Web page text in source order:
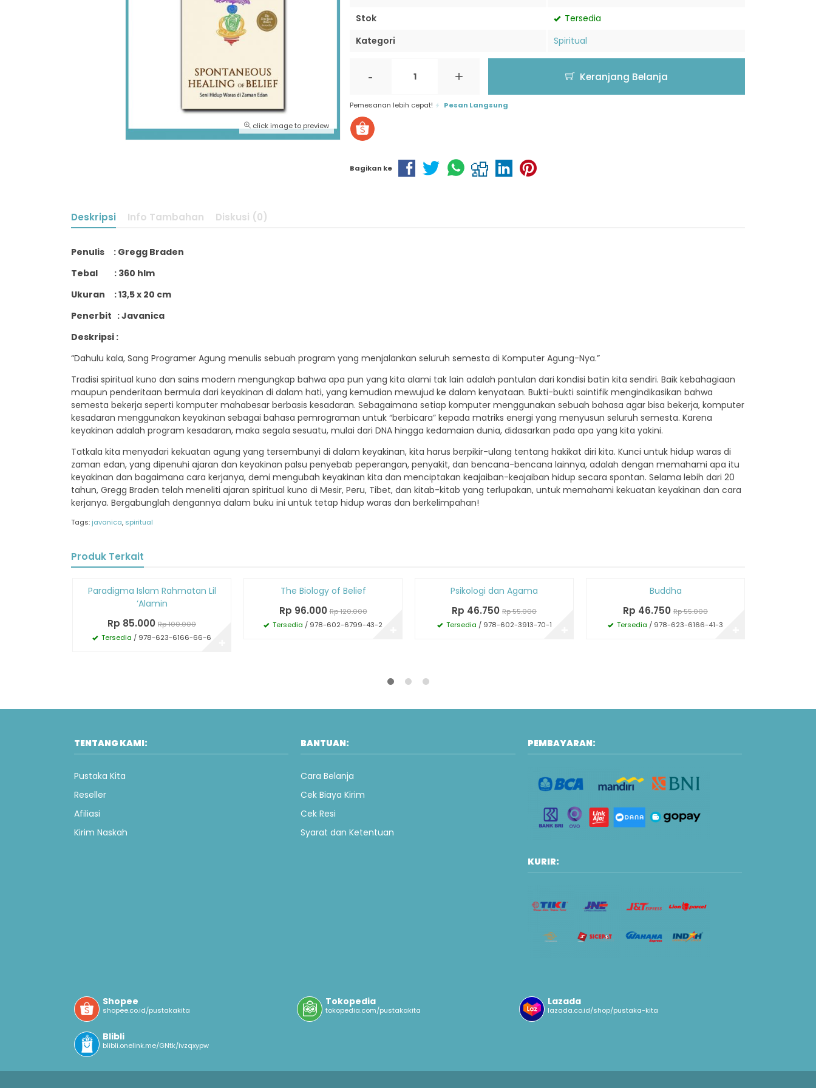
click image to preview
Stok
Tersedia
Kategori
Spiritual
- + Keranjang Belanja
Pemesanan lebih cepat! Pesan Langsung
Bagikan ke
Deskripsi Info Tambahan Diskusi (0)
Penulis : Gregg Braden
Tebal : 360 hlm
Ukuran : 13,5 x 20 cm
Penerbit : Javanica
Deskripsi :
“Dahulu kala, Sang Programer Agung menulis sebuah program yang menjalankan seluruh semesta di Komputer Agung-Nya.”
Tradisi spiritual kuno dan sains modern mengungkap bahwa apa pun yang kita alami tak lain adalah pantulan dari kondisi batin kita sendiri. Baik kebahagiaan
maupun penderitaan bermula dari keyakinan di dalam hati, yang kemudian mewujud ke dalam kenyataan. Bukti-bukti saintifik mengindikasikan bahwa
semesta bekerja seperti komputer mahabesar berbasis kesadaran. Sebagaimana setiap komputer menggunakan sebuah bahasa agar bisa bekerja, komputer
kesadaran menggunakan keyakinan sebagai bahasa pemrograman untuk “berbicara” kepada matriks energi yang menyusun seluruh semesta. Karena
keyakinan adalah program kesadaran, maka segala sesuatu, mulai dari DNA hingga kedamaian dunia, didasarkan pada apa yang kita yakini.
Tatkala kita menyadari kekuatan agung yang tersembunyi di dalam keyakinan, kita harus berpikir-ulang tentang hakikat diri kita. Kunci untuk hidup waras di
zaman edan, yang dipenuhi ajaran dan keyakinan palsu penyebab peperangan, penyakit, dan bencana-bencana lainnya, adalah dengan memahami apa itu
keyakinan dan bagaimana cara kerjanya, demi mengubah keyakinan kita dan menciptakan keajaiban-keajaiban hidup secara spontan. Selama lebih dari 20
tahun, Gregg Braden telah meneliti ajaran spiritual kuno di Mesir, Peru, Tibet, dan kitab-kitab yang terlupakan, untuk memahami kekuatan keyakinan dan cara
kerjanya. Bergabunglah dengannya dalam buku ini untuk tetap hidup waras dan berkelimpahan!
Tags: javanica, spiritual
Produk Terkait
Diskon
15%Paradigma Islam Rahmatan Lil
‘Alamin
Rp 85.000 Rp 100.000
Tersedia / 978-623-6166-66-6
The Biology of Belief
Rp 96.000 Rp 120.000
Tersedia / 978-602-6799-43-2
Psikologi dan Agama
Rp 46.750 Rp 55.000
Tersedia / 978-602-3913-70-1
Buddha
Rp 46.750 Rp 55.000
Tersedia / 978-623-6166-41-3
TENTANG KAMI:
Pustaka Kita
Reseller
Afiliasi
Kirim Naskah
BANTUAN:
Cara Belanja
Cek Biaya Kirim
Cek Resi
Syarat dan Ketentuan
PEMBAYARAN:
KURIR:
Shopee
shopee.co.id/pustakakita
Tokopedia
tokopedia.com/pustakakita
Lazada
lazada.co.id/shop/pustaka-kita
Blibli
blibli.onelink.me/GNtk/ivzqxypw